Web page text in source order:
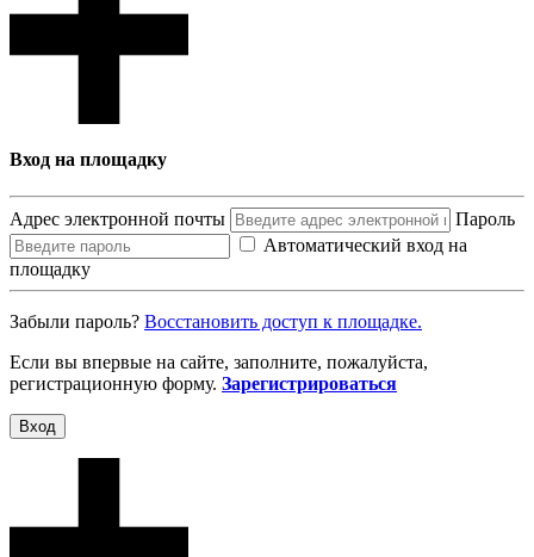
Вход на площадку
Адрес электронной почты
Пароль
Автоматический вход на
площадку
Забыли пароль? Восcтановить доступ к площадке.
Если вы впервые на сайте, заполните, пожалуйста,
регистрационную форму. Зарегистрироваться
Вход